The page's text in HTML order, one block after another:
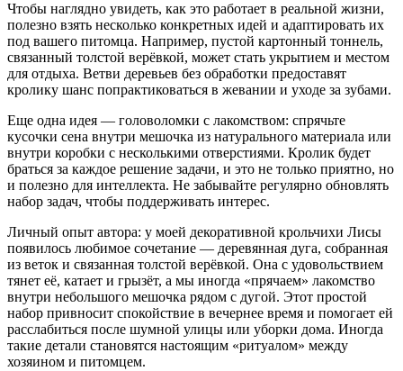
Чтобы наглядно увидеть, как это работает в реальной жизни,
полезно взять несколько конкретных идей и адаптировать их
под вашего питомца. Например, пустой картонный тоннель,
связанный толстой верёвкой, может стать укрытием и местом
для отдыха. Ветви деревьев без обработки предоставят
кролику шанс попрактиковаться в жевании и уходе за зубами.
Еще одна идея — головоломки с лакомством: спрячьте
кусочки сена внутри мешочка из натурального материала или
внутри коробки с несколькими отверстиями. Кролик будет
браться за каждое решение задачи, и это не только приятно, но
и полезно для интеллекта. Не забывайте регулярно обновлять
набор задач, чтобы поддерживать интерес.
Личный опыт автора: у моей декоративной крольчихи Лисы
появилось любимое сочетание — деревянная дуга, собранная
из веток и связанная толстой верёвкой. Она с удовольствием
тянет её, катает и грызёт, а мы иногда «прячаем» лакомство
внутри небольшого мешочка рядом с дугой. Этот простой
набор привносит спокойствие в вечернее время и помогает ей
расслабиться после шумной улицы или уборки дома. Иногда
такие детали становятся настоящим «ритуалом» между
хозяином и питомцем.